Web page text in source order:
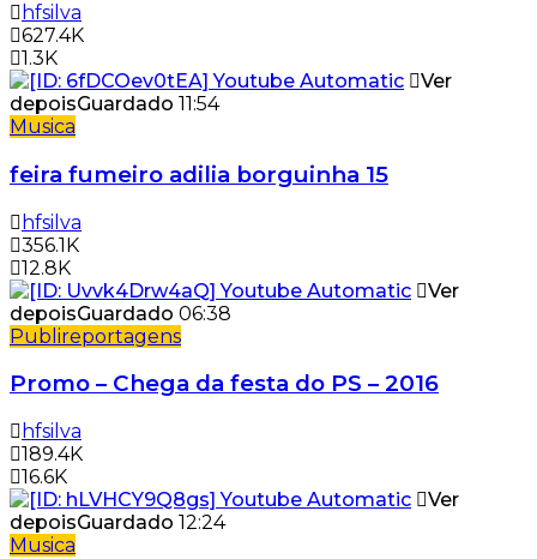
hfsilva
627.4K
1.3K
Ver
depoisGuardado 11:54
Musica
feira fumeiro adilia borguinha 15
hfsilva
356.1K
12.8K
Ver
depoisGuardado 06:38
Publireportagens
Promo – Chega da festa do PS – 2016
hfsilva
189.4K
16.6K
Ver
depoisGuardado 12:24
Musica